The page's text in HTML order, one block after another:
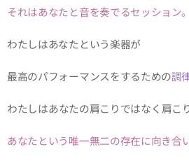
それはあなたと音を奏でるセッション。
わたしはあなたという楽器が
最高のパフォーマンスをするための調
わたしはあなたの肩こりではなく 肩こ
あなたという唯一無二の存在に向き合